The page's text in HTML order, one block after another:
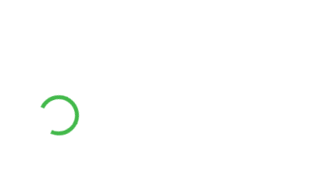
DETAILNÉ INFORMÁCIE